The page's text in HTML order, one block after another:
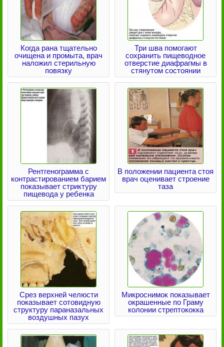
Когда рана тщательно
очищена и промыта, врач
наложил стерильную
повязку
Три шва помогают
сохранить пищеводное
отверстие диафрагмы в
стянутом состоянии
Рентгенограмма с
контрастированием барием
показывает стриктуру
пищевода у ребенка
В положении пациента стоя
врач оценивает строение
таза
Срез верхней челюсти
показывает сотовидную
структуру параназальных
воздушных пазух
Микроснимок показывает
окрашенные по Граму
колонии стрептококка